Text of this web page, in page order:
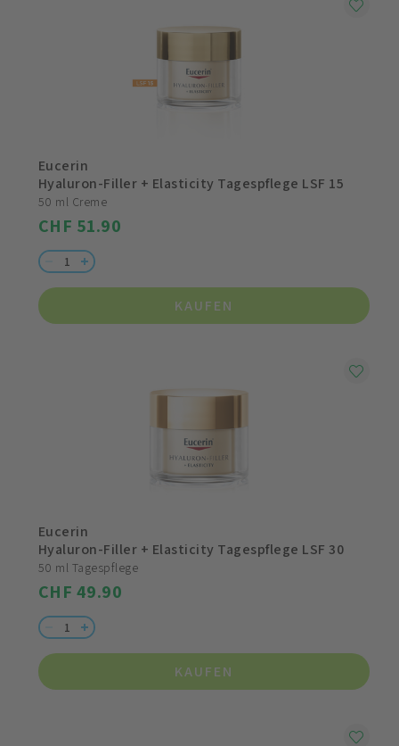
Eucerin
Hyaluron-Filler + Elasticity Tagespflege LSF 15
50 ml Creme
CHF 51.90
KAUFEN
Eucerin
Hyaluron-Filler + Elasticity Tagespflege LSF 30
50 ml Tagespflege
CHF 49.90
KAUFEN